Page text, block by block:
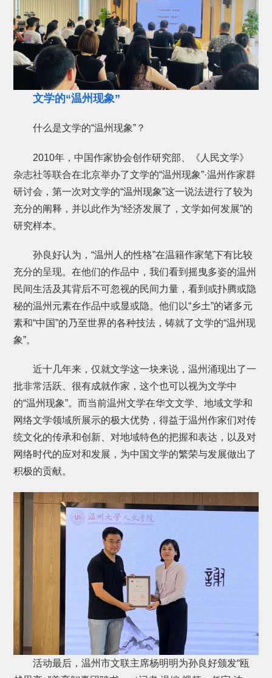
文学的“温州现象”
什么是文学的“温州现象”？
2010年，中国作家协会创作研究部、《人民文学》
杂志社等联合在北京举办了文学的“温州现象”·温州作家群
研讨会，第一次对文学的“温州现象”这一说法进行了较为
充分的阐释，并以此作为“经济发展了，文学如何发展”的
研究样本。
孙良好认为，“温州人的性格”在温籍作家笔下有比较
充分的呈现。在他们的作品中，我们看到摇曳多姿的温州
民间生活及其背后不可忽视的民间力量，看到或扑腾或隐
秘的温州元素在作品中或显或隐。他们以“乡土”的诸多元
素和“中国”的乃至世界的各种技法，铸就了文学的“温州现
象”。
近十几年来，仅就文学这一块来说，温州涌现出了一
批非常活跃、很有成就作家，这个也可以视为文学中
的“温州现象”。而当前温州文学在华文文学、地域文学和
网络文学领域所展示的极大优势，得益于温州作家们对传
统文化的传承和创新、对地域特色的把握和表达，以及对
网络时代的应对和发展，为中国文学的繁荣与发展做出了
积极的贡献。
活动最后，温州市文联主席杨明明为孙良好颁发“瓯